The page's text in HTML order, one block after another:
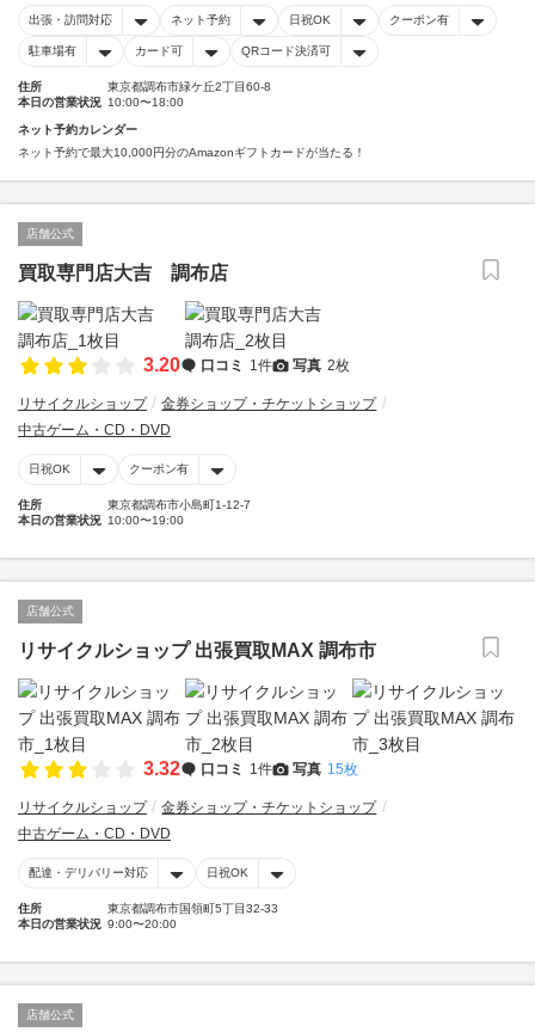
出張・訪問対応 ネット予約 日祝OK クーポン有
駐車場有 カード可 QRコード決済可
住所
東京都調布市緑ケ丘2丁目60-8
本日の営業状況 10:00〜18:00
ネット予約カレンダー
ネット予約で最大10,000円分のAmazonギフトカードが当たる！
店舗公式
買取専門店大吉 調布店
3.20 口コミ 1件 写真 2枚
リサイクルショップ
金券ショップ・チケットショップ
中古ゲーム・CD・DVD
日祝OK クーポン有
住所
東京都調布市小島町1-12-7
本日の営業状況 10:00〜19:00
店舗公式
リサイクルショップ 出張買取MAX 調布市
3.32 口コミ 1件 写真 15枚
リサイクルショップ
金券ショップ・チケットショップ
中古ゲーム・CD・DVD
配達・デリバリー対応 日祝OK
住所
東京都調布市国領町5丁目32-33
本日の営業状況 9:00〜20:00
店舗公式